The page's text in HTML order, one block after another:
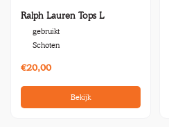
Ralph Lauren Tops L
gebruikt
Schoten
€20,00
Bekijk